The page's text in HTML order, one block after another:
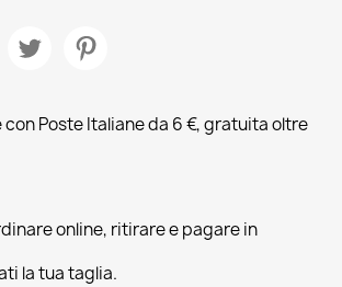
Poste Italiane da 6 €, gratuita oltre
online, ritirare e pagare in
la tua taglia.